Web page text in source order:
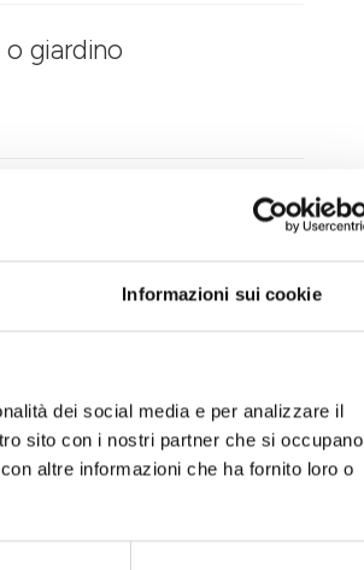
Informazioni sui cookie
dei social media e per analizzare il
sito con i nostri partner che si occupano
altre informazioni che ha fornito loro o
o giardino